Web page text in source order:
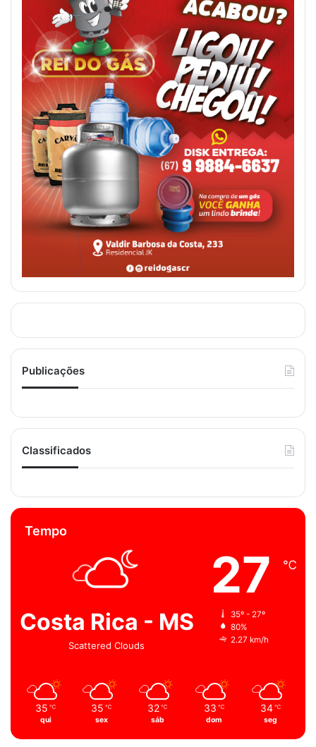
Publicações
Classificados
Tempo
Costa Rica - MS
Scattered Clouds
27 ℃
35º - 27º
80%
2.27 km/h
35 ℃
qui
35 ℃
sex
32 ℃
sáb
33 ℃
dom
34 ℃
seg